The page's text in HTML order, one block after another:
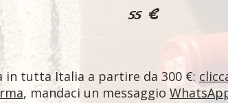
55 €
in tutta Italia a partire da 300 €:
, mandaci un messaggio